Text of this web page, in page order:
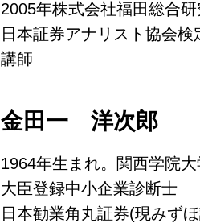
2005年株式会社福田総合
日本証券アナリスト協会
講師
金田一 洋次郎
1964年生まれ。関西学院
大臣登録中小企業診断士
日本勧業角丸証券(現みず